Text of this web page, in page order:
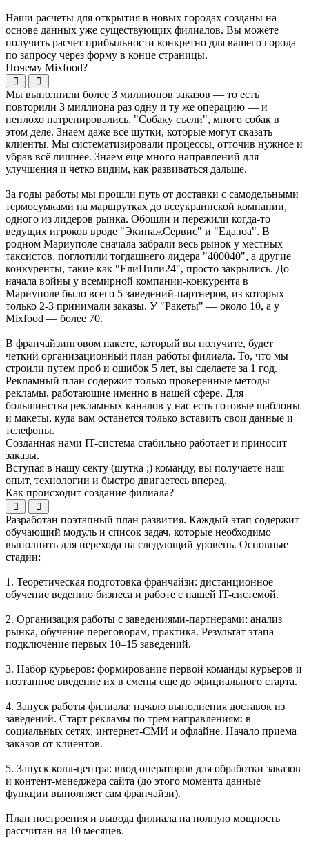
Наши расчеты для открытия в новых городах созданы на
основе данных уже существующих филиалов. Вы можете
получить расчет прибыльности конкретно для вашего города
по запросу через форму в конце страницы.
Почему Mixfood?
Мы выполнили более 3 миллионов заказов — то есть
повторили 3 миллиона раз одну и ту же операцию — и
неплохо натренировались. "Собаку съели", много собак в
этом деле. Знаем даже все шутки, которые могут сказать
клиенты. Мы систематизировали процессы, отточив нужное и
убрав всё лишнее. Знаем еще много направлений для
улучшения и четко видим, как развиваться дальше.
За годы работы мы прошли путь от доставки с самодельными
термосумками на маршрутках до всеукраинской компании,
одного из лидеров рынка. Обошли и пережили когда-то
ведущих игроков вроде "ЭкипажСервис" и "Еда.юа". В
родном Мариуполе сначала забрали весь рынок у местных
таксистов, поглотили тогдашнего лидера "400040", а другие
конкуренты, такие как "ЕлиПили24", просто закрылись. До
начала войны у всемирной компании-конкурента в
Мариуполе было всего 5 заведений-партнеров, из которых
только 2-3 принимали заказы. У "Ракеты" — около 10, а у
Mixfood — более 70.
В франчайзинговом пакете, который вы получите, будет
четкий организационный план работы филиала. То, что мы
строили путем проб и ошибок 5 лет, вы сделаете за 1 год.
Рекламный план содержит только проверенные методы
рекламы, работающие именно в нашей сфере. Для
большинства рекламных каналов у нас есть готовые шаблоны
и макеты, куда вам останется только вставить свои данные и
телефоны.
Созданная нами IT-система стабильно работает и приносит
заказы.
Вступая в нашу секту (шутка ;) команду, вы получаете наш
опыт, технологии и быстро двигаетесь вперед.
Как происходит создание филиала?
Разработан поэтапный план развития. Каждый этап содержит
обучающий модуль и список задач, которые необходимо
выполнить для перехода на следующий уровень. Основные
стадии:
1. Теоретическая подготовка франчайзи: дистанционное
обучение ведению бизнеса и работе с нашей IT-системой.
2. Организация работы с заведениями-партнерами: анализ
рынка, обучение переговорам, практика. Результат этапа —
подключение первых 10–15 заведений.
3. Набор курьеров: формирование первой команды курьеров и
поэтапное введение их в смены еще до официального старта.
4. Запуск работы филиала: начало выполнения доставок из
заведений. Старт рекламы по трем направлениям: в
социальных сетях, интернет-СМИ и офлайне. Начало приема
заказов от клиентов.
5. Запуск колл-центра: ввод операторов для обработки заказов
и контент-менеджера сайта (до этого момента данные
функции выполняет сам франчайзи).
План построения и вывода филиала на полную мощность
рассчитан на 10 месяцев.